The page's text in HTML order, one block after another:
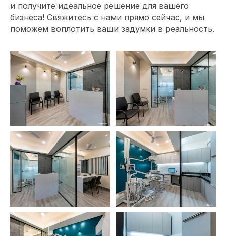
и получите идеальное решение для вашего
бизнеса! Свяжитесь с нами прямо сейчас, и мы
поможем воплотить ваши задумки в реальность.
Обсудите проект
с главным
архитектором
компании
Специалист свяжется с вами, чтобы
уточнить детали проекта и подберет
удобное время для встречи с
архитектором. Встречу можно
провести в офисе или обсудить проект
онлайн.
+7
Обсудить проект с архитектором
->